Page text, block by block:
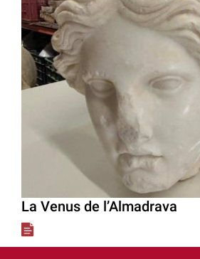
La Venus de l’Almadrava